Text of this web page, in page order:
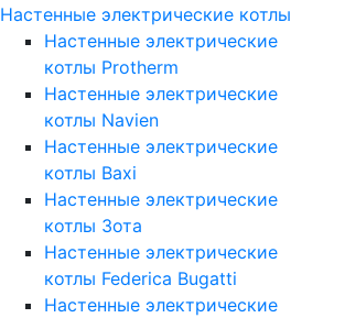
Настенные электрические котлы
Настенные электрические
котлы Protherm
Настенные электрические
котлы Navien
Настенные электрические
котлы Baxi
Настенные электрические
котлы Зота
Настенные электрические
котлы Federica Bugatti
Настенные электрические